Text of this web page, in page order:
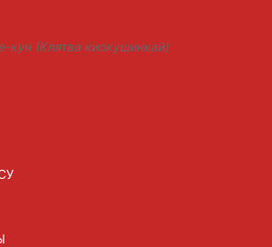
кун (Клятва киокушинкай)